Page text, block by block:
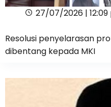
27/07/2026 |
Resolusi penyelarasan
dibentang kepada MKI